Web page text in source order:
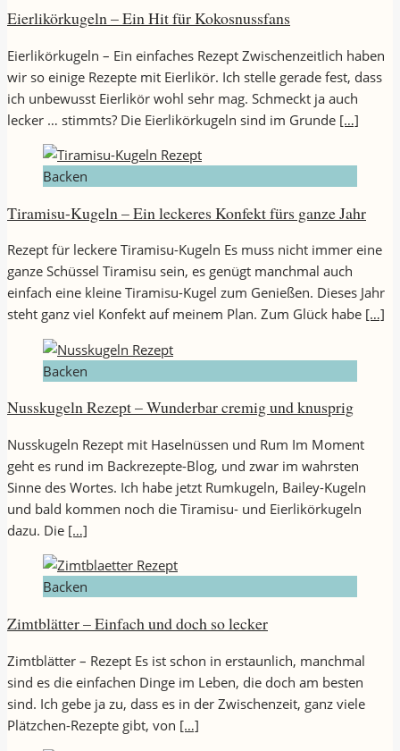
Eierlikörkugeln – Ein Hit für Kokosnussfans
Eierlikörkugeln – Ein einfaches Rezept Zwischenzeitlich haben
wir so einige Rezepte mit Eierlikör. Ich stelle gerade fest, dass
ich unbewusst Eierlikör wohl sehr mag. Schmeckt ja auch
lecker … stimmts? Die Eierlikörkugeln sind im Grunde […]
Backen
Tiramisu-Kugeln – Ein leckeres Konfekt fürs ganze Jahr
Rezept für leckere Tiramisu-Kugeln Es muss nicht immer eine
ganze Schüssel Tiramisu sein, es genügt manchmal auch
einfach eine kleine Tiramisu-Kugel zum Genießen. Dieses Jahr
steht ganz viel Konfekt auf meinem Plan. Zum Glück habe […]
Backen
Nusskugeln Rezept – Wunderbar cremig und knusprig
Nusskugeln Rezept mit Haselnüssen und Rum Im Moment
geht es rund im Backrezepte-Blog, und zwar im wahrsten
Sinne des Wortes. Ich habe jetzt Rumkugeln, Bailey-Kugeln
und bald kommen noch die Tiramisu- und Eierlikörkugeln
dazu. Die […]
Backen
Zimtblätter – Einfach und doch so lecker
Zimtblätter – Rezept Es ist schon in erstaunlich, manchmal
sind es die einfachen Dinge im Leben, die doch am besten
sind. Ich gebe ja zu, dass es in der Zwischenzeit, ganz viele
Plätzchen-Rezepte gibt, von […]